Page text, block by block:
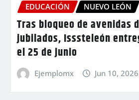
EDUCACIÓN NUEVO LEÓN
Tras bloqueo de avenidas
jubilados, Isssteleón
el 25 de junio
Ejemplomx Jun 10, 2026